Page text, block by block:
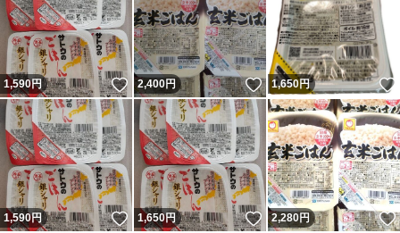
1,590円 いいね！
2,400円 いいね！
1,650円
1,590円 いいね！
1,650円 いいね！
2,280円